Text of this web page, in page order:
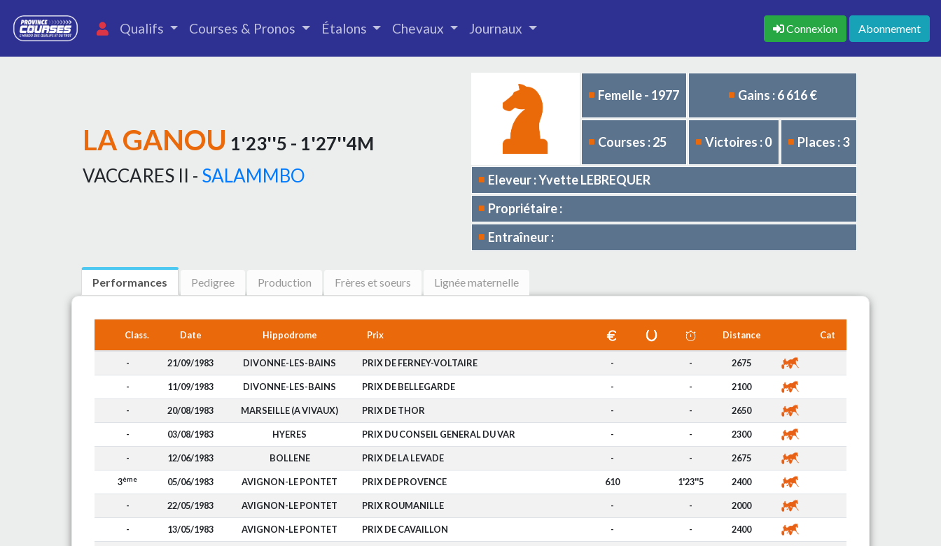
Qualifs Courses & Pronos Étalons Chevaux Journaux Connexion Abonnement
LA GANOU 1'23''5 - 1'27''4M
VACCARES II - SALAMMBO
Femelle - 1977 Gains : 6 616 €
Courses : 25 Victoires : 0 Places : 3
Eleveur : Yvette LEBREQUER
Propriétaire :
Entraîneur :
Performances Pedigree Production Frères et soeurs Lignée maternelle
Class. Date Hippodrome Prix Distance Cat
- 21/09/1983 DIVONNE-LES-BAINS PRIX DE FERNEY-VOLTAIRE - - 2675
- 11/09/1983 DIVONNE-LES-BAINS PRIX DE BELLEGARDE - - 2100
- 20/08/1983 MARSEILLE (A VIVAUX) PRIX DE THOR - - 2650
- 03/08/1983 HYERES PRIX DU CONSEIL GENERAL DU VAR - - 2300
- 12/06/1983 BOLLENE PRIX DE LA LEVADE - - 2675
3ème 05/06/1983 AVIGNON-LE PONTET PRIX DE PROVENCE 610 1'23''5 2400
- 22/05/1983 AVIGNON-LE PONTET PRIX ROUMANILLE - - 2000
- 13/05/1983 AVIGNON-LE PONTET PRIX DE CAVAILLON - - 2400